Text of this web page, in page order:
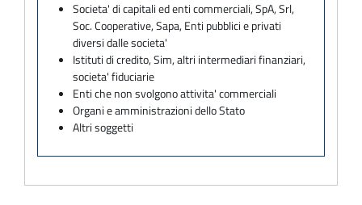
Societa' di capitali ed enti commerciali, SpA, Srl,
Soc. Cooperative, Sapa, Enti pubblici e privati
diversi dalle societa'
Istituti di credito, Sim, altri intermediari finanziari,
societa' fiduciarie
Enti che non svolgono attivita' commerciali
Organi e amministrazioni dello Stato
Altri soggetti